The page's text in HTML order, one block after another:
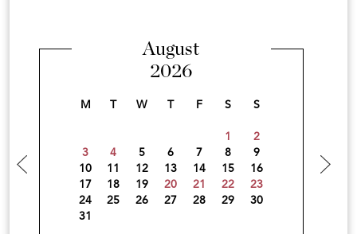
August
2026
M W F S S
1
2
3
4 5 6 7 8
9
10
11 12 13 14 15
16
17
18 19 20 21 22
23
24
25 26 27 28 29
30
31